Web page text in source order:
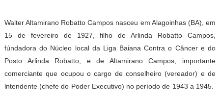
Walter Altamirano Robatto Campos nasceu em Alagoinhas (BA), em
15 de fevereiro de 1927, filho de Arlinda Robatto Campos,
fúndadora do Núcleo local da Liga Baiana Contra o Câncer e do
Posto Arlinda Robatto, e de Altamirano Campos, importante
comerciante que ocupou o cargo de conselheiro (vereador) e de
lntendente (chefe do Poder Executivo) no período de 1943 a 1945.